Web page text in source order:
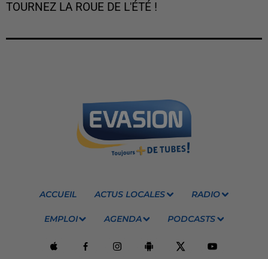
TOURNEZ LA ROUE DE L'ÉTÉ !
ACCUEIL ACTUS LOCALES RADIO
EMPLOI AGENDA PODCASTS